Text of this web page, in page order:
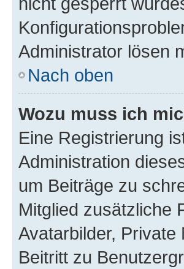
Administrator lösen
Nach oben
Wozu muss ich
Eine Registrierung
Administration
um Beiträge zu
Mitglied zusätzliche
Avatarbilder, Private
Beitritt zu